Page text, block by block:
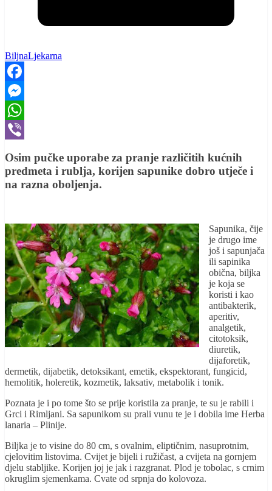
BiljnaLjekarna
Facebook
Messenger
WhatsApp
Osim pučke uporabe za pranje različitih kućnih
predmeta i rublja, korijen sapunike dobro utječe i
na razna oboljenja.
Sapunika, čije
je drugo ime
još i sapunjača
ili sapinika
obična, biljka
je koja se
koristi i kao
antibakterik,
aperitiv,
analgetik,
citotoksik,
diuretik,
dijaforetik,
dermetik, dijabetik, detoksikant, emetik, ekspektorant, fungicid,
hemolitik, holeretik, kozmetik, laksativ, metabolik i tonik.
Poznata je i po tome što se prije koristila za pranje, te su je rabili i
Grci i Rimljani. Sa sapunikom su prali vunu te je i dobila ime Herba
lanaria – Plinije.
Biljka je to visine do 80 cm, s ovalnim, eliptičnim, nasuprotnim,
cjelovitim listovima. Cvijet je bijeli i ružičast, a cvijeta na gornjem
djelu stabljike. Korijen joj je jak i razgranat. Plod je tobolac, s crnim
okruglim sjemenkama. Cvate od srpnja do kolovoza.